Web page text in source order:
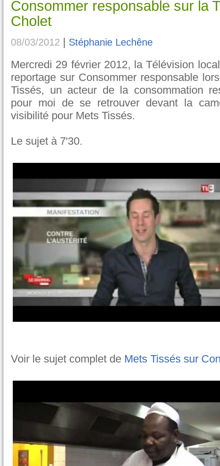
Consommer responsable sur la
Cholet
08/03/2012 | Stéphanie Lechêne
Mercredi 29 février 2012, la Télévision
reportage sur Consommer responsable
Tissés, un acteur de la consommation
pour moi de se retrouver devant la
visibilité pour Mets Tissés.
Le sujet à 7'30.
Voir le sujet complet de Mets Tissés sur